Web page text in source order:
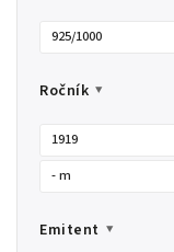
925/1000
Ročník
1919
- m
Emitent